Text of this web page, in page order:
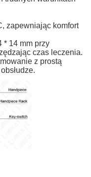
zapewniając komfort
* 14 mm przy
czas leczenia.
z prostą